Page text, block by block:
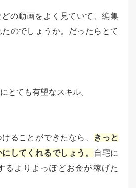
の動画をよく見ていて、編集
のでしょうか。だったらとて
とても有望なスキル。
ることができたなら、
きっと
してくれるでしょう。
自宅に
るよりよっぽどお金が稼げた